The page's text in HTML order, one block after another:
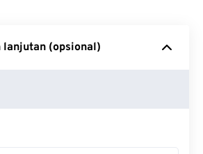
lanjutan (opsional)